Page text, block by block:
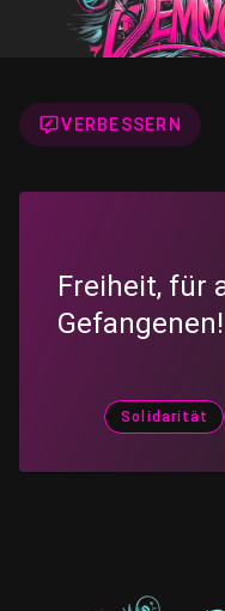
VERBESSERN
Freiheit, für
Gefangenen!
Solidarität